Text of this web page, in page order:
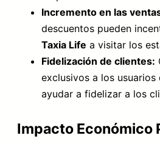
Incremento en las
descuentos pueden
Taxia Life a visitar los
Fidelización de clientes:
exclusivos a los usuarios
ayudar a fidelizar a los
Impacto Económico